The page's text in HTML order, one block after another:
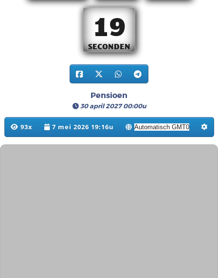
18
SECONDEN
Pensioen
30 april 2027 00:00u
93x 7 mei 2026 19:16u